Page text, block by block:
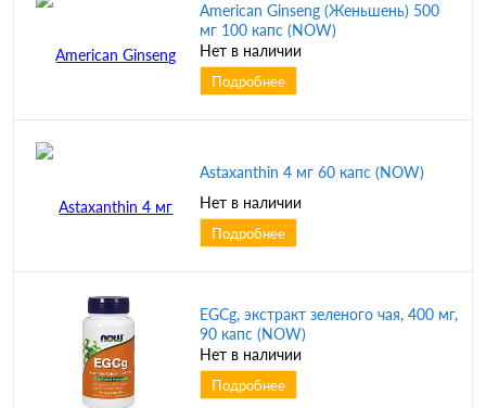
American Ginseng (Женьшень) 500
мг 100 капс (NOW)
Нет в наличии
Подробнее
Astaxanthin 4 мг 60 капс (NOW)
Нет в наличии
Подробнее
EGCg, экстракт зеленого чая, 400 мг,
90 капс (NOW)
Нет в наличии
Подробнее